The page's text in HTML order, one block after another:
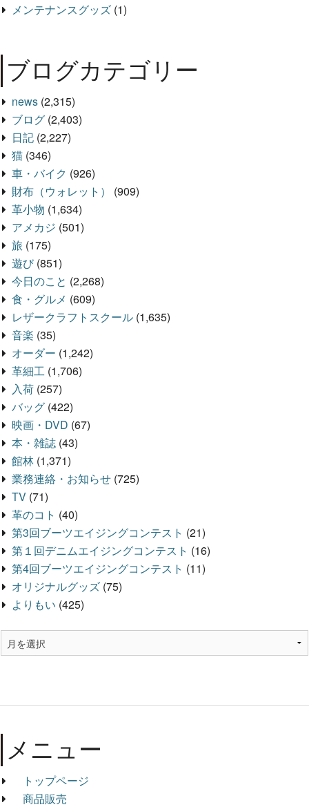
メンテナンスグッズ (1)
ブログカテゴリー
news (2,315)
ブログ (2,403)
日記 (2,227)
猫 (346)
車・バイク (926)
財布（ウォレット）
(909)
革小物 (1,634)
アメカジ (501)
旅 (175)
遊び(851)
今日のこと (2,268)
食・グルメ (609)
レザークラフトスクール (1,635)
音楽 (35)
オーダー (1,242)
革細工 (1,706)
入荷 (257)
バッグ (422)
映画・DVD (67)
本・雑誌 (43)
館林 (1,371)
業務連絡・お知らせ (725)
TV (71)
革のコト (40)
第3回ブーツエイジングコンテスト (21)
第１回デニムエイジングコンテスト (16)
第4回ブーツエイジングコンテスト (11)
オリジナルグッズ (75)
よりもい (425)
メニュー
トップページ
商品販売